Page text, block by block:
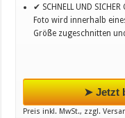
✔ SCHNELL UND
Foto wird innerhalb
Größe zugeschnitten
➤ Jetzt
Preis inkl. MwSt., zzgl.